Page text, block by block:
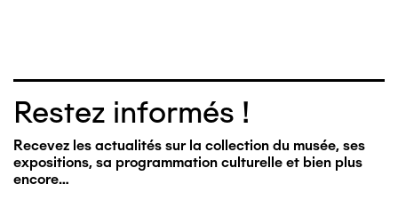
Restez informés !
Recevez les actualités sur la collection du musée, ses
expositions, sa programmation culturelle et bien plus
encore…